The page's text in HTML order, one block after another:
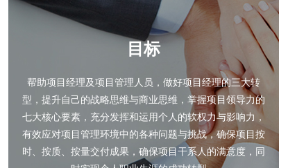
目标
帮助项目经理及项目管理人员，做好项目经理的三大转
型，提升自己的战略思维与商业思维，掌握项目领导力的
七大核心要素，充分发挥和运用个人的软权力与影响力，
有效应对项目管理环境中的各种问题与挑战，确保项目按
时、按质、按量交付成果，确保项目干系人的满意度，同